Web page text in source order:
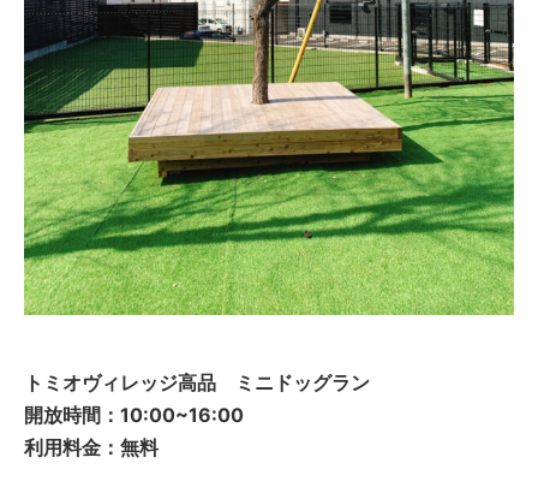
トミオヴィレッジ高品 ミニドッグラン
開放時間：10:00~16:00
利用料金：無料